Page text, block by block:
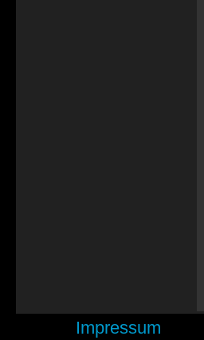
Impressum